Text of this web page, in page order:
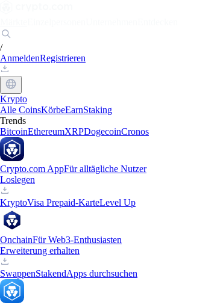
/
AnmeldenRegistrieren
Krypto
Alle CoinsKörbeEarnStaking
Trends
BitcoinEthereumXRPDogecoinCronos
Crypto.com AppFür alltägliche Nutzer
Loslegen
KryptoVisa Prepaid-KarteLevel Up
OnchainFür Web3-Enthusiasten
Erweiterung erhalten
SwappenStakendApps durchsuchen